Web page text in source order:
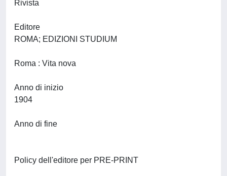
Rivista
Editore
ROMA; EDIZIONI STUDIUM
Anno di inizio
Anno di fine
Policy dell'editore per PRE-PRINT